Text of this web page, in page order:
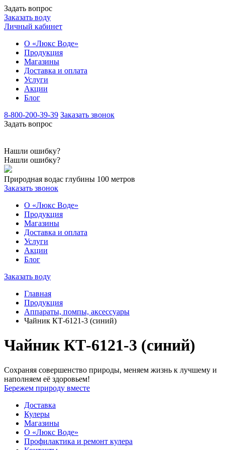
Задать вопрос
Заказать воду
Личный кабинет
О «Люкс Воде»
Продукция
Магазины
Доставка и оплата
Услуги
Акции
Блог
8-800-200-39-39 Заказать звонок
Задать вопрос
Нашли ошибку?
Нашли ошибку?
Природная водас глубины 100 метров
Заказать звонок
О «Люкс Воде»
Продукция
Магазины
Доставка и оплата
Услуги
Акции
Блог
Заказать воду
Главная
Продукция
Аппараты, помпы, аксессуары
Чайник КТ-6121-3 (синий)
Чайник КТ-6121-3 (синий)
Сохраняя совершенство природы, меняем жизнь к лучшему и
наполняем её здоровьем!
Бережем природу вместе
Доставка
Кулеры
Магазины
О «Люкс Воде»
Профилактика и ремонт кулера